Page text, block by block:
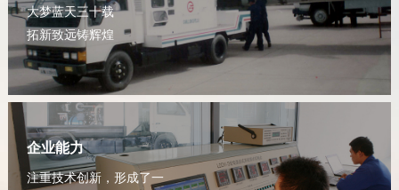
大梦蓝天三十载
拓新致远铸辉煌
企业能力
注重技术创新，形成了一